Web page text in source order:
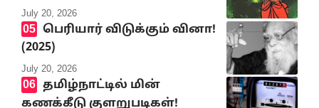
July 20, 2026
பெரியார் விடுக்கும் வினா!
(2025)
July 20, 2026
தமிழ்நாட்டில் மின்
கணக்கீடு குளறுபடிகள்!